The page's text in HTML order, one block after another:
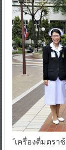
“เครื่องดื่มตรา